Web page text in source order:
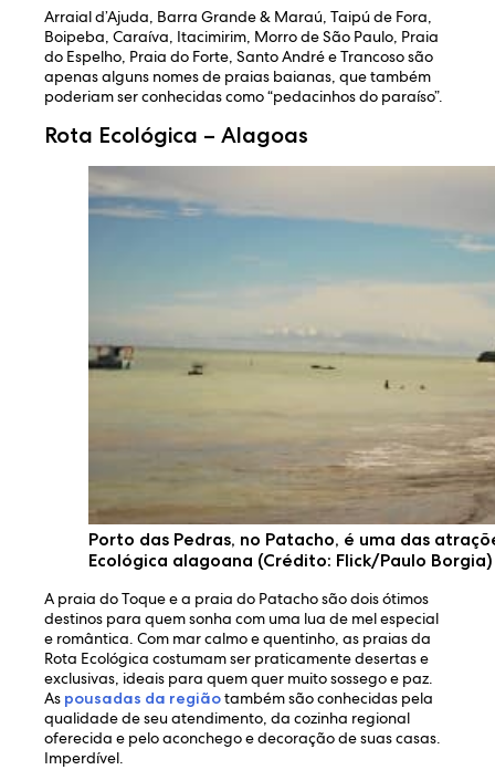
Arraial d’Ajuda, Barra Grande & Maraú, Taipú de Fora,
Boipeba, Caraíva, Itacimirim, Morro de São Paulo, Praia
do Espelho, Praia do Forte, Santo André e Trancoso são
apenas alguns nomes de praias baianas, que também
poderiam ser conhecidas como “pedacinhos do paraíso”.
Rota Ecológica – Alagoas
Porto das Pedras, no Patacho, é uma das
Ecológica alagoana (Crédito: Flick/Paulo Borgia)
A praia do Toque e a praia do Patacho são dois ótimos
destinos para quem sonha com uma lua de mel especial
e romântica. Com mar calmo e quentinho, as praias da
Rota Ecológica costumam ser praticamente desertas e
exclusivas, ideais para quem quer muito sossego e paz.
As pousadas da regiãotambém são conhecidas pela
qualidade de seu atendimento, da cozinha regional
oferecida e pelo aconchego e decoração de suas casas.
Imperdível.